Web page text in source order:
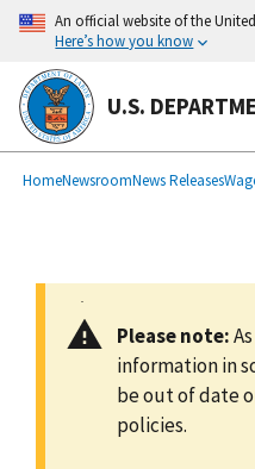
main
content
An official website of the
Here’s how you know
U.S.
Breadcrumb
HomeNewsroomNews Releases
Please note:
information in
be out of date
policies.